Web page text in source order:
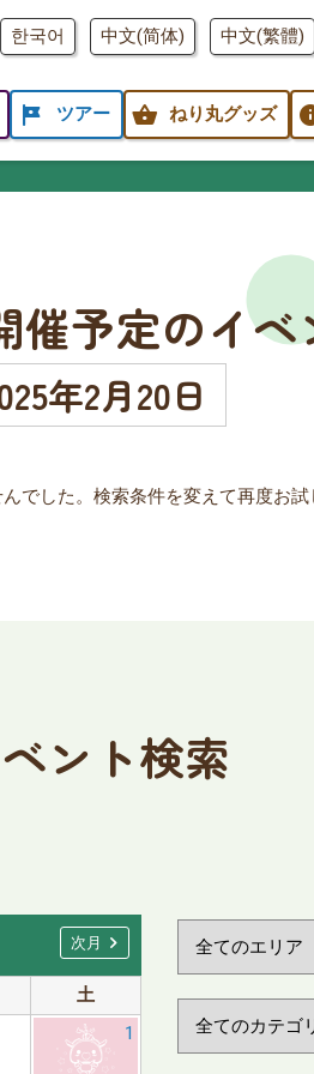
한국어 中文(简体) 中文(繁體)
tour ツアー shopping_basket ねり丸グッズ
催予定のイベ
年2月20日
でした。検索条件を変えて再度お試
ント検索
土
1
日
月
次月 chevron_right